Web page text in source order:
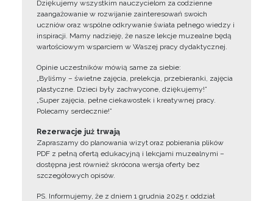
Dziękujemy wszystkim nauczycielom za codzienne
zaangażowanie w rozwijanie zainteresowań swoich
uczniów oraz wspólne odkrywanie świata pełnego wiedzy i
inspiracji. Mamy nadzieję, że nasze lekcje muzealne będą
wartościowym wsparciem w Waszej pracy dydaktycznej.
Opinie uczestników mówią same za siebie:
„Byliśmy – świetne zajęcia, prelekcja, przebieranki, zajęcia
plastyczne. Dzieci były zachwycone, dziękujemy!”
„Super zajęcia, pełne ciekawostek i kreatywnej pracy.
Polecamy serdecznie!”
Rezerwacje już trwają
Zapraszamy do planowania wizyt oraz pobierania plików
PDF z pełną ofertą edukacyjną i lekcjami muzealnymi –
dostępna jest również skrócona wersja oferty bez
szczegółowych opisów.
PS. Informujemy, że z dniem 1 grudnia 2025 r. oddział